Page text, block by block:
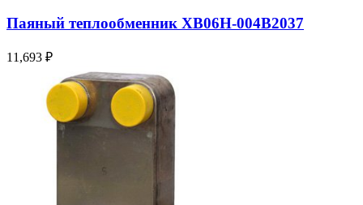
Паяный теплообменник XB06H-004В2037
11,693 ₽